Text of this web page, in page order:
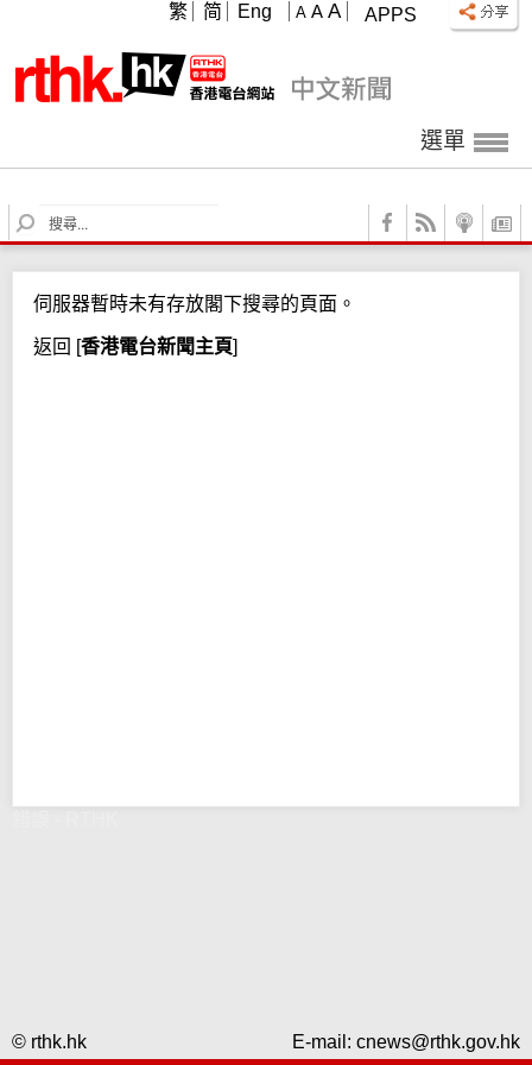
APPS
A A A
繁 简 Eng
選單
S
e
c
h
伺服器暫時未有存放閣下搜尋的頁面。
返回 [香港電台新聞主頁]
© rthk.hk E-mail: cnews@rthk.gov.hk